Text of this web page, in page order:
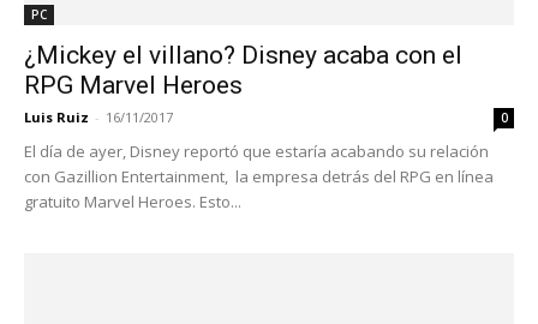
PC
¿Mickey el villano? Disney acaba con el
RPG Marvel Heroes
Luis Ruiz - 16/11/2017 0
El día de ayer, Disney reportó que estaría acabando su relación
con Gazillion Entertainment, la empresa detrás del RPG en línea
gratuito Marvel Heroes. Esto...